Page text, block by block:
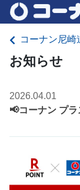
コーナン尼崎
お知らせ
2026.04.01
📢コーナン プ